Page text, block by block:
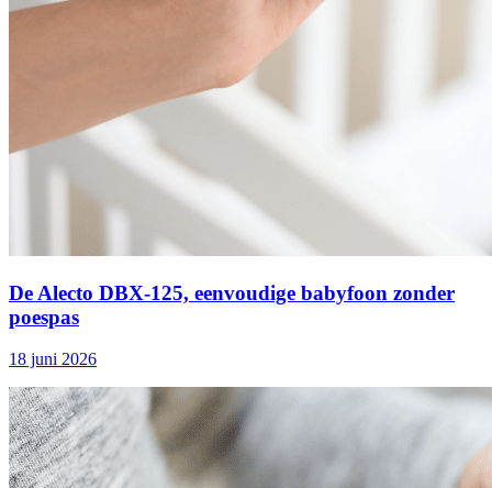
De Alecto DBX‑125, eenvoudige babyfoon zonder
poespas
18 juni 2026